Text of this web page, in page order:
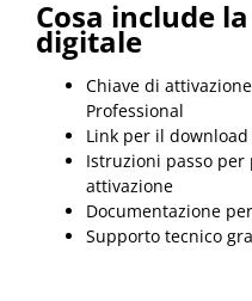
Cosa include
digitale
Chiave di
Professional
Link per il
Istruzioni passo per
attivazione
Documentazione
Supporto tecnico